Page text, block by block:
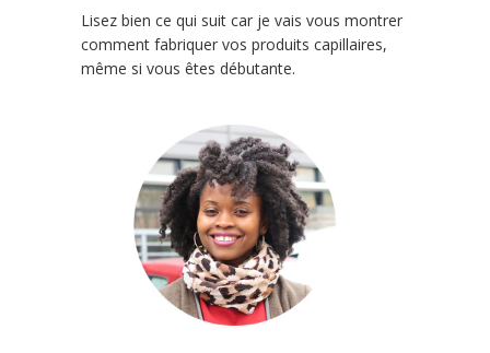
Lisez bien ce qui suit car je vais vous montrer
comment fabriquer vos produits capillaires,
même si vous êtes débutante.